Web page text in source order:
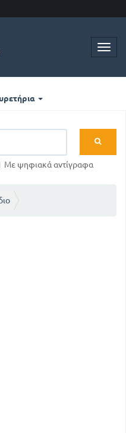
Με ψηφιακά αντίγραφα